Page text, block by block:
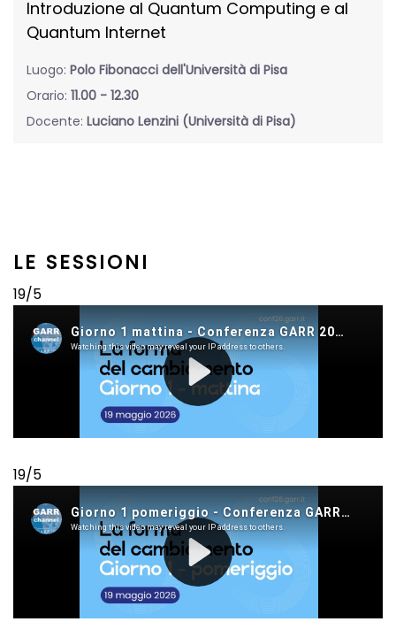
Introduzione al Quantum Computing e al
Quantum Internet
Luogo: Polo Fibonacci dell'Università di Pisa
Orario: 11.00 - 12.30
Docente: Luciano Lenzini (Università di Pisa)
LE SESSIONI
19/5
19/5